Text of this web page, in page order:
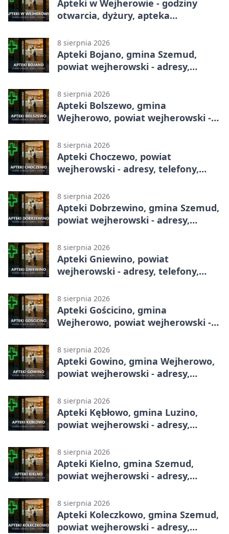
Apteki w Wejherowie - godziny
otwarcia, dyżury, apteka
8 sierpnia 2026
Apteki Bojano, gmina Szemud,
powiat wejherowski - adresy,
8 sierpnia 2026
Apteki Bolszewo, gmina
Wejherowo, powiat wejherowski -
8 sierpnia 2026
Apteki Choczewo, powiat
wejherowski - adresy, telefony,
8 sierpnia 2026
Apteki Dobrzewino, gmina Szemud,
powiat wejherowski - adresy,
8 sierpnia 2026
Apteki Gniewino, powiat
wejherowski - adresy, telefony,
8 sierpnia 2026
Apteki Gościcino, gmina
Wejherowo, powiat wejherowski -
8 sierpnia 2026
Apteki Gowino, gmina Wejherowo,
powiat wejherowski - adresy,
8 sierpnia 2026
Apteki Kębłowo, gmina Luzino,
powiat wejherowski - adresy,
8 sierpnia 2026
Apteki Kielno, gmina Szemud,
powiat wejherowski - adresy,
8 sierpnia 2026
Apteki Koleczkowo, gmina Szemud,
powiat wejherowski - adresy,